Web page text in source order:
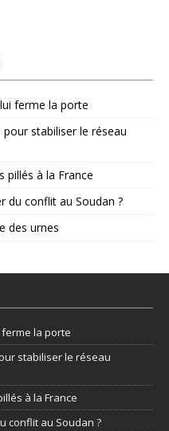
ferme la porte
stabiliser le réseau
pillés à la France
du conflit au Soudan ?
des urnes
ferme la porte
stabiliser le réseau
à la France
conflit au Soudan ?